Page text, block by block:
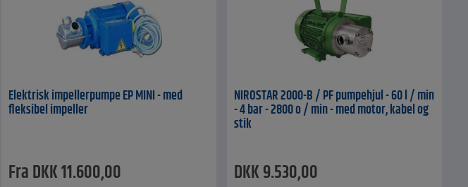
Elektrisk impellerpumpe EP MINI - med
fleksibel impeller
FraDKK11.600,00
NIROSTAR 2000-B / PF pumpehjul - 60 l / min
- 4 bar - 2800 o / min - med motor, kabel og
stik
DKK9.530,00